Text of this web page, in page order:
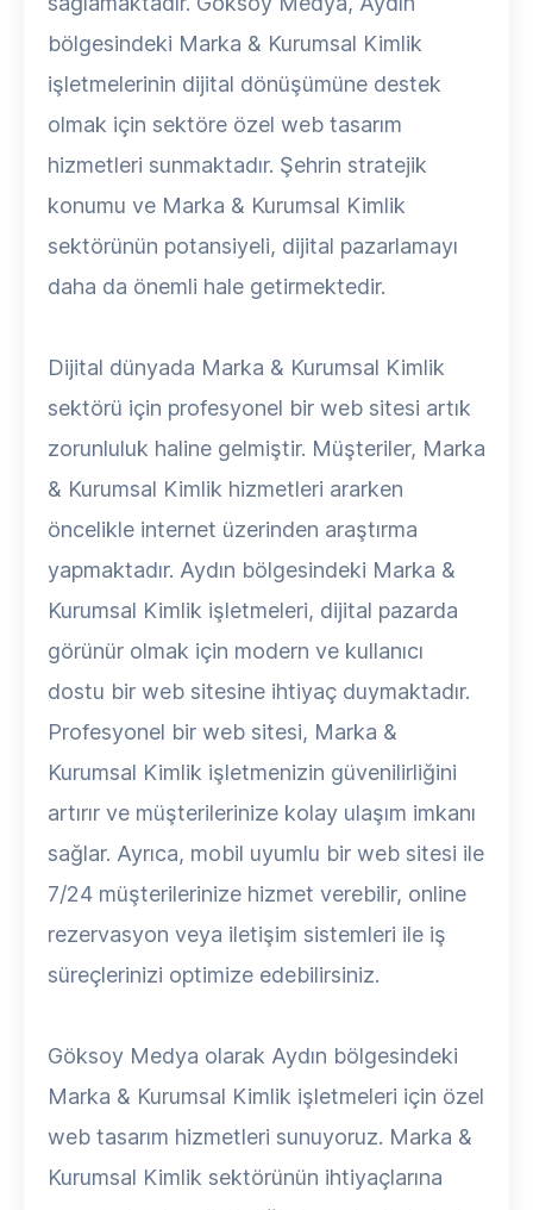
bölgesindeki Marka & Kurumsal Kimlik
işletmelerinin dijital dönüşümüne destek
olmak için sektöre özel web tasarım
hizmetleri sunmaktadır. Şehrin stratejik
konumu ve Marka & Kurumsal Kimlik
sektörünün potansiyeli, dijital pazarlamayı
daha da önemli hale getirmektedir.
Dijital dünyada Marka & Kurumsal Kimlik
sektörü için profesyonel bir web sitesi artık
zorunluluk haline gelmiştir. Müşteriler, Marka
& Kurumsal Kimlik hizmetleri ararken
öncelikle internet üzerinden araştırma
yapmaktadır. Aydın bölgesindeki Marka &
Kurumsal Kimlik işletmeleri, dijital pazarda
görünür olmak için modern ve kullanıcı
dostu bir web sitesine ihtiyaç duymaktadır.
Profesyonel bir web sitesi, Marka &
Kurumsal Kimlik işletmenizin güvenilirliğini
artırır ve müşterilerinize kolay ulaşım imkanı
sağlar. Ayrıca, mobil uyumlu bir web sitesi ile
7/24 müşterilerinize hizmet verebilir, online
rezervasyon veya iletişim sistemleri ile iş
süreçlerinizi optimize edebilirsiniz.
Göksoy Medya olarak Aydın bölgesindeki
Marka & Kurumsal Kimlik işletmeleri için özel
web tasarım hizmetleri sunuyoruz. Marka &
Kurumsal Kimlik sektörünün ihtiyaçlarına